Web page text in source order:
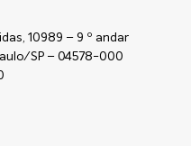
10989 – 9 º andar
SP – 04578-000